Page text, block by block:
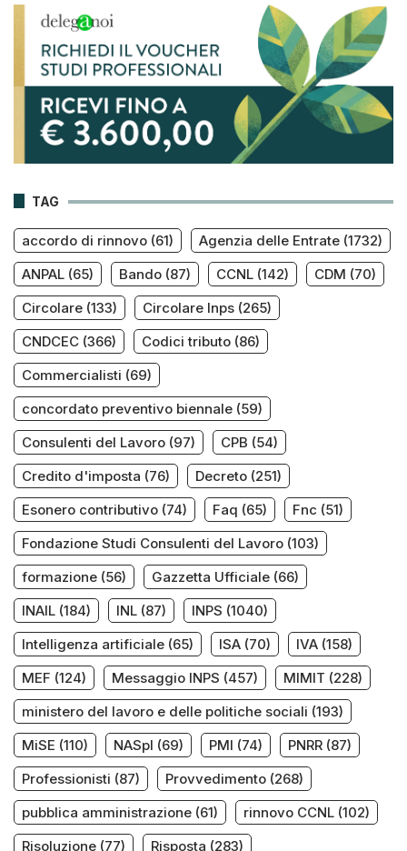
TAG
accordo di rinnovo (61) Agenzia delle Entrate (1732)
ANPAL (65) Bando (87) CCNL (142) CDM (70)
Circolare (133) Circolare Inps (265)
CNDCEC (366) Codici tributo (86)
Commercialisti (69)
concordato preventivo biennale (59)
Consulenti del Lavoro (97) CPB (54)
Credito d'imposta (76) Decreto (251)
Esonero contributivo (74) Faq (65) Fnc (51)
Fondazione Studi Consulenti del Lavoro (103)
formazione (56) Gazzetta Ufficiale (66)
INAIL (184) INL (87) INPS (1040)
Intelligenza artificiale (65) ISA (70) IVA (158)
MEF (124) Messaggio INPS (457) MIMIT (228)
ministero del lavoro e delle politiche sociali (193)
MiSE (110) NASpI (69) PMI (74) PNRR (87)
Professionisti (87) Provvedimento (268)
pubblica amministrazione (61) rinnovo CCNL (102)
Risoluzione (77) Risposta (283)